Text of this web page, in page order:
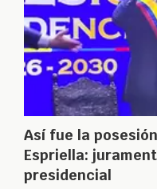
Así fue la
Espriella:
presidencial